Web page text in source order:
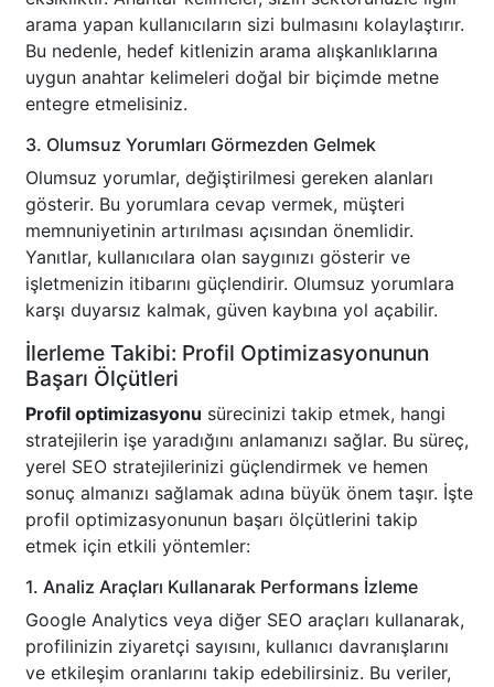
arama yapan kullanıcıların sizi bulmasını kolaylaştırır.
Bu nedenle, hedef kitlenizin arama alışkanlıklarına
uygun anahtar kelimeleri doğal bir biçimde metne
entegre etmelisiniz.
3. Olumsuz Yorumları Görmezden Gelmek
Olumsuz yorumlar, değiştirilmesi gereken alanları
gösterir. Bu yorumlara cevap vermek, müşteri
memnuniyetinin artırılması açısından önemlidir.
Yanıtlar, kullanıcılara olan saygınızı gösterir ve
işletmenizin itibarını güçlendirir. Olumsuz yorumlara
karşı duyarsız kalmak, güven kaybına yol açabilir.
İlerleme Takibi: Profil Optimizasyonunun
Başarı Ölçütleri
Profil optimizasyonu sürecinizi takip etmek, hangi
stratejilerin işe yaradığını anlamanızı sağlar. Bu süreç,
yerel SEO stratejilerinizi güçlendirmek ve hemen
sonuç almanızı sağlamak adına büyük önem taşır. İşte
profil optimizasyonunun başarı ölçütlerini takip
etmek için etkili yöntemler:
1. Analiz Araçları Kullanarak Performans İzleme
Google Analytics veya diğer SEO araçları kullanarak,
profilinizin ziyaretçi sayısını, kullanıcı davranışlarını
ve etkileşim oranlarını takip edebilirsiniz. Bu veriler,